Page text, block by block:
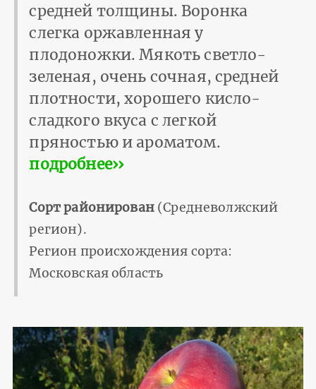
средней толщины. Воронка
слегка оржавленная у
плодоножки. Мякоть светло-
зеленая, очень сочная, средней
плотности, хорошего кисло-
сладкого вкуса с легкой
пряностью и ароматом.
подробнее››
Сорт районирован(Средневолжский
регион).
Регион происхождения сорта:
Московская область